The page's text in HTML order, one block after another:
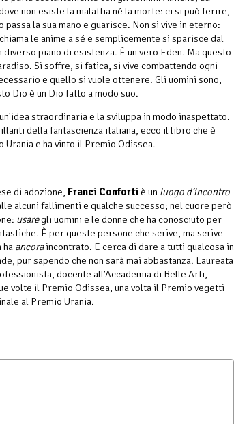
non esiste la malattia né la morte: ci si può ferire,
passa la sua mano e guarisce. Non si vive in eterno:
le anime a sé e semplicemente si sparisce dal
diverso piano di esistenza. È un vero Eden. Ma questo
Si soffre, si fatica, si vive combattendo ogni
e quello si vuole ottenere. Gli uomini sono,
Dio è un Dio fatto a modo suo.
straordinaria e la sviluppa in modo inaspettato.
della fantascienza italiana, ecco il libro che è
Urania e ha vinto il Premio Odissea.
di adozione, Franci Conforti è un luogo d’incontro
alcuni fallimenti e qualche successo; nel cuore però
usaregli uomini e le donne che ha conosciuto per
È per queste persone che scrive, ma scrive
ha ancoraincontrato. E cerca di dare a tutti qualcosa in
pur sapendo che non sarà mai abbastanza. Laureata
docente all’Accademia di Belle Arti,
volte il Premio Odissea, una volta il Premio vegetti
al Premio Urania.